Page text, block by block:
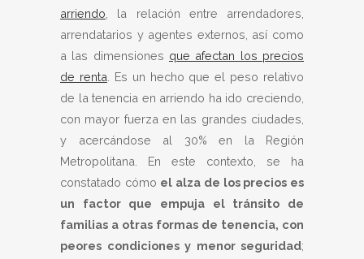
arriendo , la relación entre arrendadores,
arrendatarios y agentes externos, así como
a las dimensiones que afectan los precios
de renta . Es un hecho que el peso relativo
de la tenencia en arriendo ha ido creciendo,
con mayor fuerza en las grandes ciudades,
y acercándose al 30% en la Región
Metropolitana. En este contexto, se ha
constatado cómo el alza de los precios es
un factor que empuja el tránsito de
familias a otras formas de tenencia, con
peores condiciones y menor seguridad;